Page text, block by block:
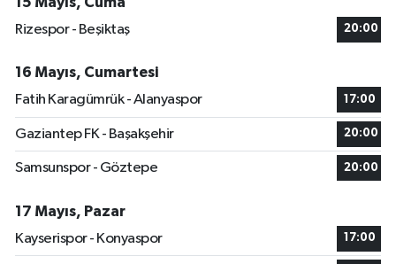
Rizespor - Beşiktaş
20:00
16 Mayıs, Cumartesi
Fatih Karagümrük - Alanyaspor
17:00
Gaziantep FK - Başakşehir 20:00
Samsunspor - Göztepe 20:00
17 Mayıs, Pazar
Kayserispor - Konyaspor
17:00